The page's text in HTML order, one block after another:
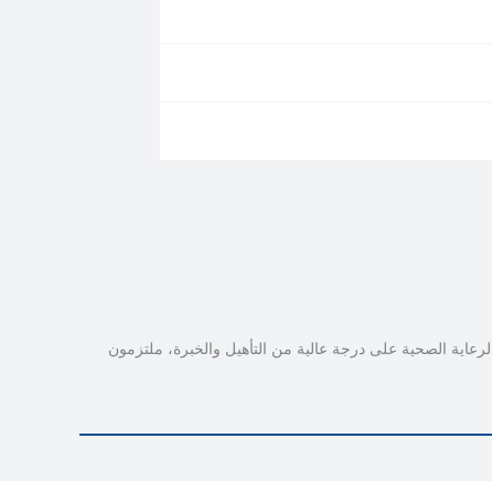
الصحية على درجة عالية من التأهيل والخبرة، ملتزمون